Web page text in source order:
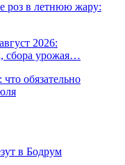
роз в летнюю жару:
2026:
сбора урожая…
обязательно
в Бодрум